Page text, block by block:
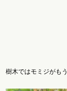
樹木ではモミジがも